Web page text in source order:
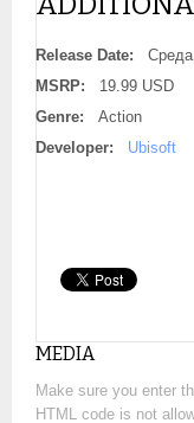
Release Date:
MSRP:
19.99 USD
Genre:
Action
Developer:
Ubisoft
MEDIA
Make sure you enter
HTML code is not